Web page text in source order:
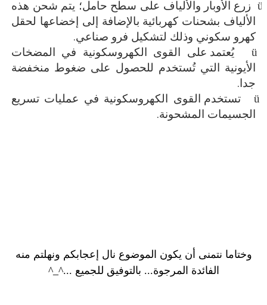
زرع الأوبار والألياف على سطح حامل؛ يتم شحن هذه
الألياف بشحنات كهربائية بالإضافة إلى إخضاعها لحقل
كهرو سكوني وذلك لتشكيل فرو صناعي.
يُعتمد على القوى الكهروسكونية في المضخات
الأيونية التي تُستخدم للحصول على ضغوط منخفضة
جدا .
تستخدم القوى الكهروسكونية في عمليات تسريع
الجسيمات المشحونة.
وختاما نتمنى أن يكون الموضوع نال إعجابكم ونهلتم منه
الفائدة المرجوة... بالتوفيق للجميع ...^_^